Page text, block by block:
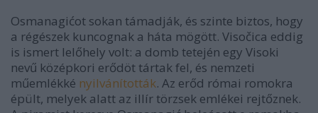
Osmanagićot sokan támadják, és szinte biztos, hogy
a régészek kuncognak a háta mögött. Visočica eddig
is ismert lelőhely volt: a domb tetején egy Visoki
nevű középkori erődöt tártak fel, és nemzeti
műemlékké nyilvánították. Az erőd római romokra
épült, melyek alatt az illír törzsek emlékei rejtőznek.